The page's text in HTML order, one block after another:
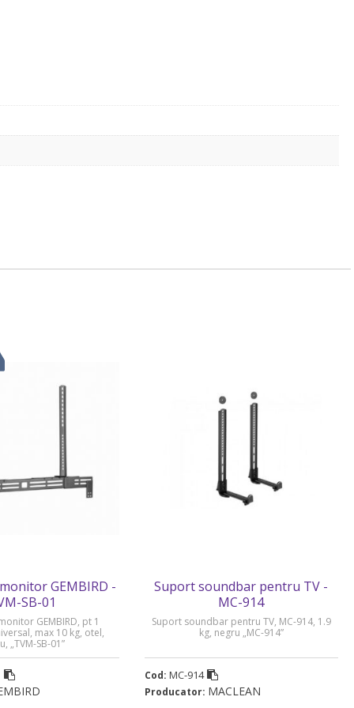
GEMBIRD -
SB-01
GEMBIRD, pt 1
max 10 kg, otel,
„TVM-SB-01”
Suport soundbar pentru TV -
MC-914
Suport soundbar pentru TV, MC-914, 1.9
kg, negru „MC-914”
Cod: MC-914
Producator: MACLEAN